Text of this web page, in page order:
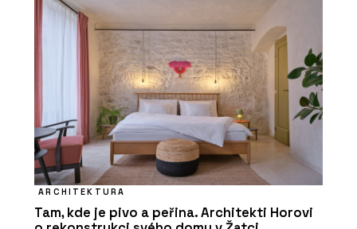
ARCHITEKTURA
Tam, kde je pivo a peřina. Architekti Horovi